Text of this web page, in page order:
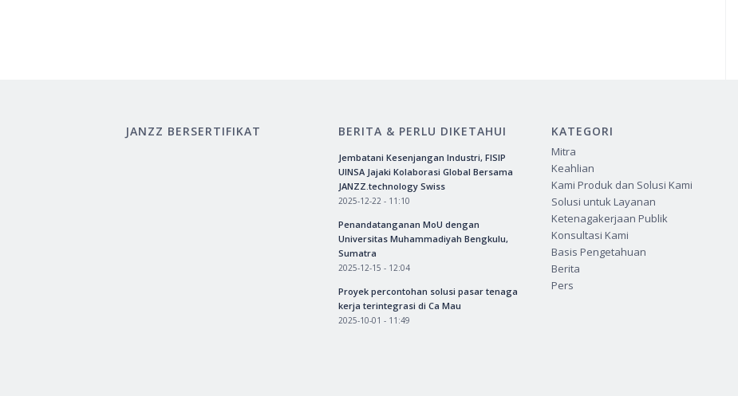
JANZZ BERSERTIFIKAT BERITA & PERLU DIKETAHUI
Jembatani Kesenjangan Industri, FISIP
UINSA Jajaki Kolaborasi Global Bersama
JANZZ.technology Swiss
2025-12-22 - 11:10
Penandatanganan MoU dengan
Universitas Muhammadiyah Bengkulu,
Sumatra
2025-12-15 - 12:04
Proyek percontohan solusi pasar tenaga
kerja terintegrasi di Ca Mau
2025-10-01 - 11:49
KATEGORI
Mitra
Keahlian
Kami Produk dan Solusi Kami
Solusi untuk Layanan
Ketenagakerjaan Publik
Konsultasi Kami
Basis Pengetahuan
Berita
Pers